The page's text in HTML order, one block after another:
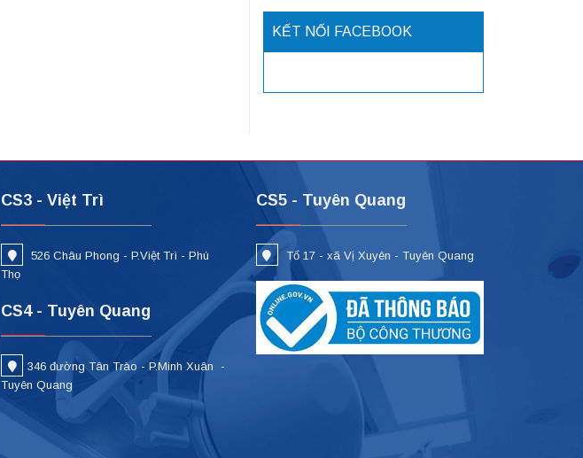
KẾT NỐI FACEBOOK
CS3 - Việt Trì
526 Châu Phong - P.Việt Trì - Phú
Thọ
CS4 - Tuyên Quang
346 đường Tân Trào - P.Minh Xuân -
Tuyên Quang
CS5 - Tuyên Quang
Tổ 17 - xã Vị Xuyên - Tuyên Quang